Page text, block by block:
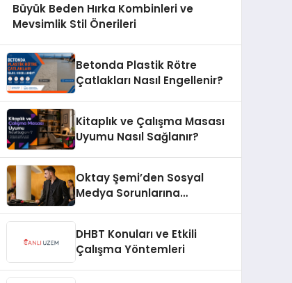
Büyük Beden Hırka Kombinleri ve
Mevsimlik Stil Önerileri
Betonda Plastik Rötre
Çatlakları Nasıl Engellenir?
Kitaplık ve Çalışma Masası
Uyumu Nasıl Sağlanır?
Oktay Şemi’den Sosyal
Medya Sorunlarına
DHBT Konuları ve Etkili
Çalışma Yöntemleri